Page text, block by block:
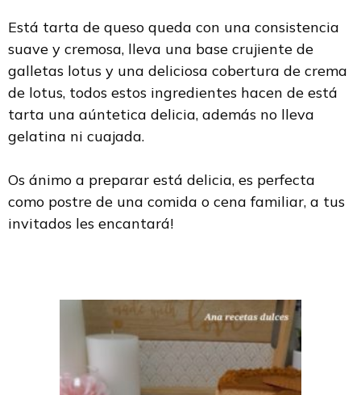
Está tarta de queso queda con una consistencia
suave y cremosa, lleva una base crujiente de
galletas lotus y una deliciosa cobertura de crema
de lotus, todos estos ingredientes hacen de está
tarta una aúntetica delicia, además no lleva
gelatina ni cuajada.
Os ánimo a preparar está delicia, es perfecta
como postre de una comida o cena familiar, a tus
invitados les encantará!